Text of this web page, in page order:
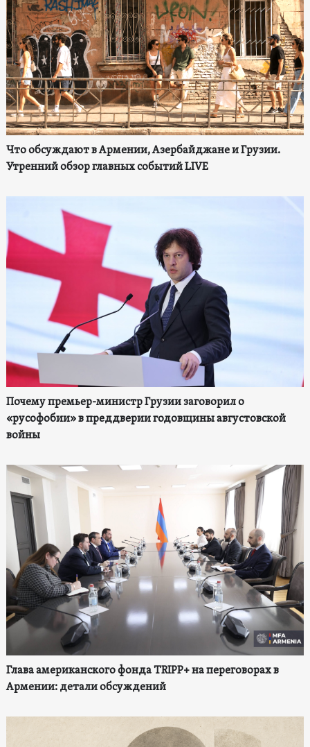
Что обсуждают в Армении, Азербайджане и Грузии.
Утренний обзор главных событий LIVE
Почему премьер-министр Грузии заговорил о
«русофобии» в преддверии годовщины августовской
войны
Глава американского фонда TRIPP+ на переговорах в
Армении: детали обсуждений